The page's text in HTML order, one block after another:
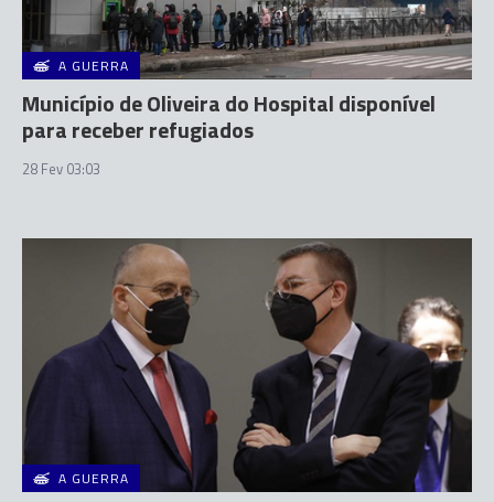
A GUERRA
Município de Oliveira do Hospital disponível
para receber refugiados
28 Fev 03:03
A GUERRA